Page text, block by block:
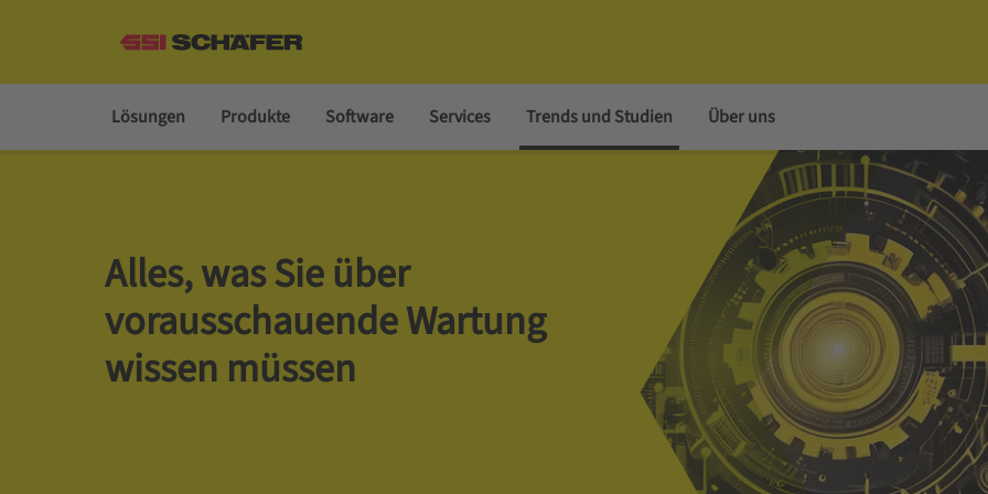
Lösungen Produkte Software Services Trends und Studien Über uns
Alles, was Sie über
vorausschauende Wartung
wissen müssen